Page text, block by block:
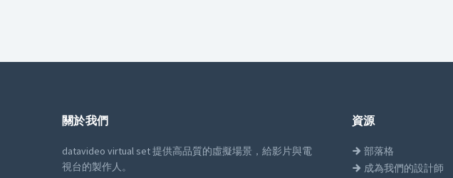
關於我們
datavideo virtual set 提供高品質的虛擬場景，給影片與電
視台的製作人。
資源
部落格
成為我們的設計師